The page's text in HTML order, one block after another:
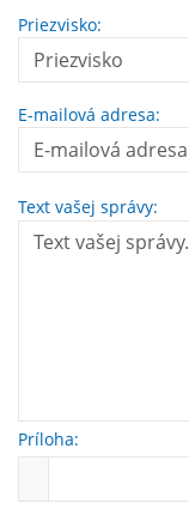
Priezvisko:
E-mailová adresa:
Text vašej správy:
Príloha: